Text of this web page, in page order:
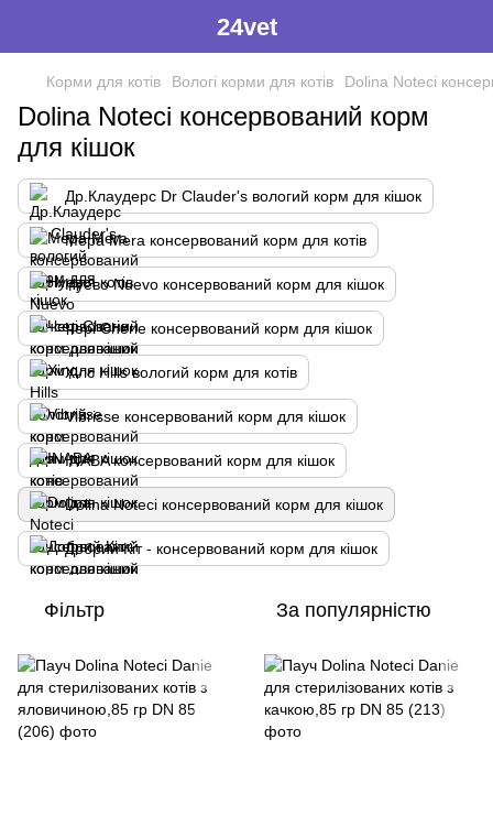
24vet
Корми для котів Вологі корми для котів Dolina Noteci
Dolina Noteci консервований корм
для кішок
Др.Клаудерс Dr Сlauder's вологий корм для кішок
Мера Mera консервований корм для котів
Нуево Nuevo консервований корм для кішок
Чері Cherie консервований корм для кішок
Хілс Hills вологий корм для котів
Vibrisse консервований корм для кішок
INABA консервований корм для кішок
Dolina Noteci консервований корм для кішок
Добрий Кіт - консервований корм для кішок
Фільтр За популярністю